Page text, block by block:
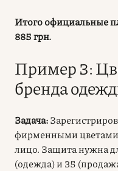
Итого официальные
885 грн.
Пример 3:
бренда
Задача:
фирменными
лицо. Защита нужна
(одежда) и 35